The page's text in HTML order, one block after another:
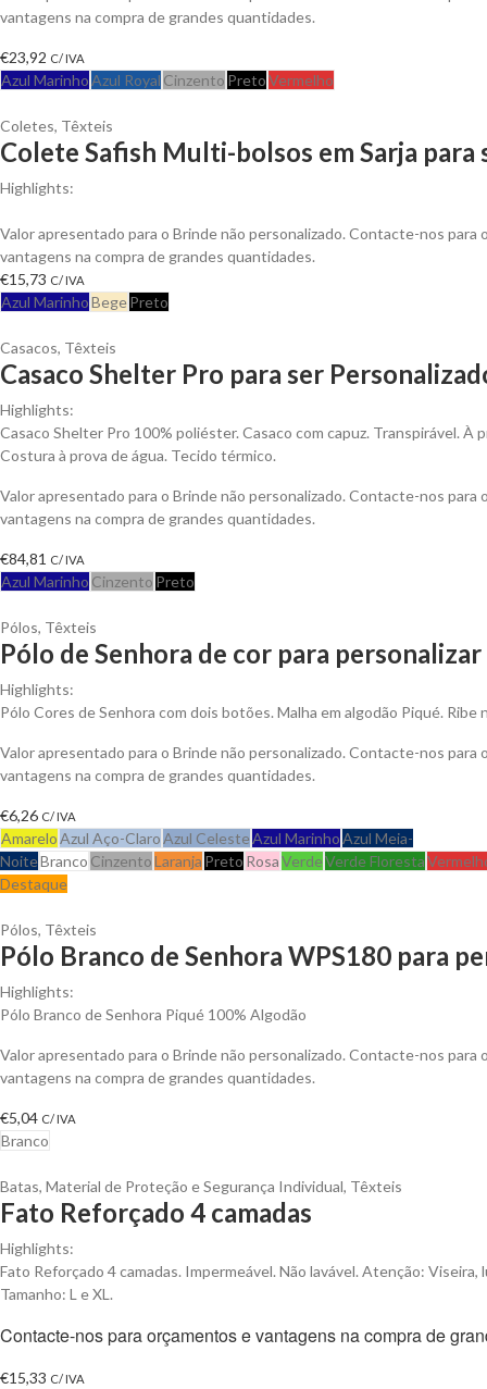
vantagens na compra de grandes quantidades.
€23,92 C/ IVA
Azul MarinhoAzul Royal Cinzento PretoVermelho
Coletes, Têxteis
Colete Safish Multi-bolsos em Sarja para
Highlights:
Valor apresentado para o Brinde não personalizado. Contacte-nos para
vantagens na compra de grandes quantidades.
€15,73 C/ IVA
Azul MarinhoBegePreto
Casacos, Têxteis
Casaco Shelter Pro para ser
Highlights:
Casaco Shelter Pro 100% poliéster. Casaco com capuz. Transpirável. À
Costura à prova de água. Tecido térmico.
Valor apresentado para o Brinde não personalizado. Contacte-nos para
vantagens na compra de grandes quantidades.
€84,81 C/ IVA
Azul Marinho Cinzento Preto
Pólos, Têxteis
Pólo de Senhora de cor para personalizar
Highlights:
Pólo Cores de Senhora com dois botões. Malha em algodão Piqué.
Valor apresentado para o Brinde não personalizado. Contacte-nos para
vantagens na compra de grandes quantidades.
€6,26 C/ IVA
AmareloAzul Aço-ClaroAzul CelesteAzul MarinhoAzul Meia-
NoiteBranco CinzentoLaranja Preto RosaVerdeVerde Floresta
Destaque
Pólos, Têxteis
Pólo Branco de Senhora WPS180 para
Highlights:
Pólo Branco de Senhora Piqué 100% Algodão
Valor apresentado para o Brinde não personalizado. Contacte-nos para
vantagens na compra de grandes quantidades.
€5,04 C/ IVA
Branco
Batas, Material de Proteção e Segurança Individual, Têxteis
Fato Reforçado 4 camadas
Highlights:
Fato Reforçado 4 camadas. Impermeável. Não lavável. Atenção:
Tamanho: L e XL.
Contacte-nos para orçamentos e vantagens na compra de
€15,33 C/ IVA